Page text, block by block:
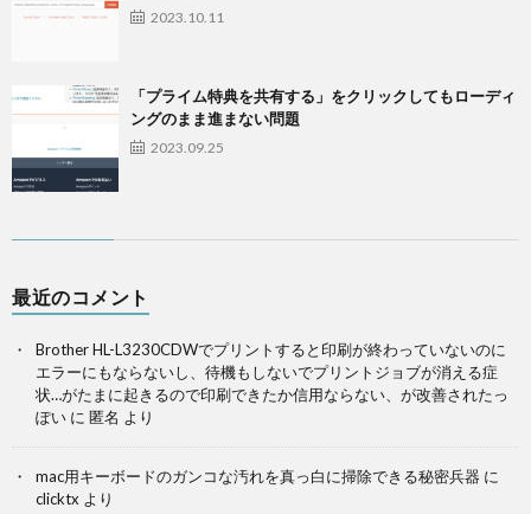
2023.10.11
「プライム特典を共有する」をクリックしてもローディ
ングのまま進まない問題
2023.09.25
最近のコメント
Brother HL-L3230CDWでプリントすると印刷が終わっていないのに
エラーにもならないし、待機もしないでプリントジョブが消える症
状…がたまに起きるので印刷できたか信用ならない、が改善されたっ
ぽい に 匿名 より
mac用キーボードのガンコな汚れを真っ白に掃除できる秘密兵器 に
clicktx より